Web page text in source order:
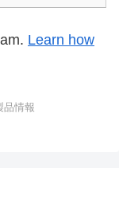
Learn how
品情報